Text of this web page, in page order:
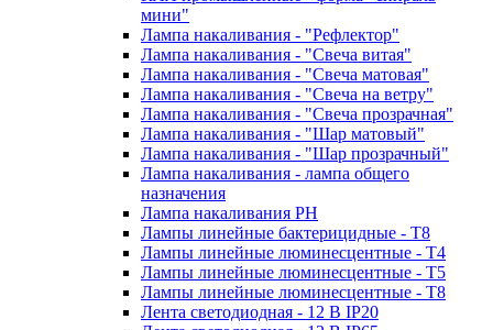
мини"
Лампа накаливания - "Рефлектор"
Лампа накаливания - "Свеча витая"
Лампа накаливания - "Свеча матовая"
Лампа накаливания - "Свеча на ветру"
Лампа накаливания - "Свеча прозрачная"
Лампа накаливания - "Шар матовый"
Лампа накаливания - "Шар прозрачный"
Лампа накаливания - лампа общего
назначения
Лампа накаливания РН
Лампы линейные бактерицидные - Т8
Лампы линейные люминесцентные - Т4
Лампы линейные люминесцентные - Т5
Лампы линейные люминесцентные - Т8
Лента светодиодная - 12 В IP20